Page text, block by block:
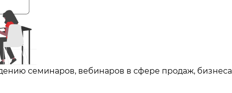
семинаров, вебинаров в сфере продаж, бизнеса